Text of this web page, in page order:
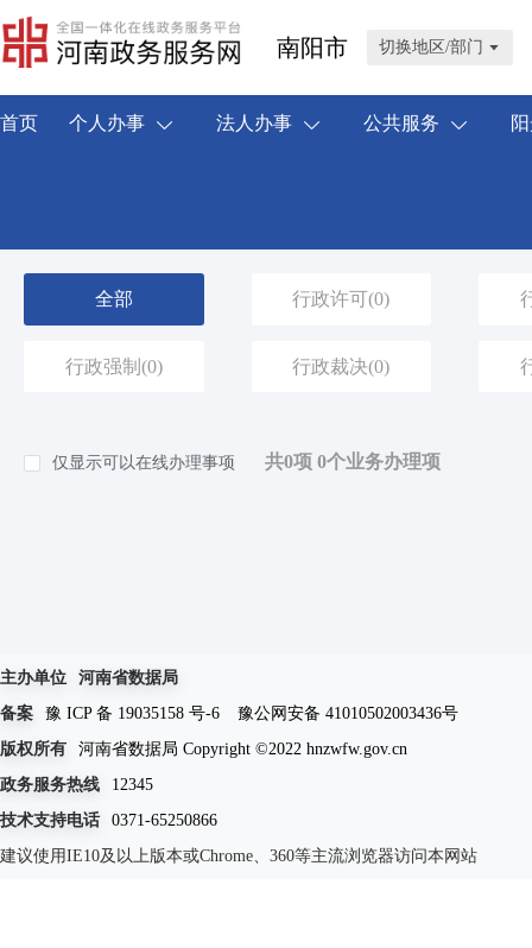
南阳市 切换地区/部门
首页 个人办事 法人办事 公共服务
全部 行政许可(0)
行政强制 (0) 行政裁决(0)
仅显示可以在线办理事项 共0项 0个业务办理项
主办单位
河南省数据局
备案
豫 ICP 备 19035158 号-6
豫公网安备 41010502003436号
版权所有
河南省数据局 Copyright ©2022 hnzwfw.gov.cn
政务服务热线
12345
技术支持电话
0371-65250866
建议使用IE10及以上版本或Chrome、360等主流浏览器访问本网站